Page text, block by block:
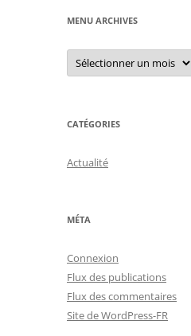
MENU ARCHIVES
Menu
archives
CATÉGORIES
Actualité
MÉTA
Connexion
Flux des publications
Flux des commentaires
Site de WordPress-FR